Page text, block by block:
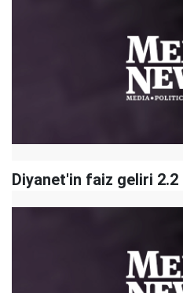
Diyanet'in faiz geliri 2.2